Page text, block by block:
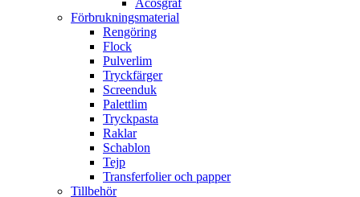
Acosgraf
Förbrukningsmaterial
Rengöring
Flock
Pulverlim
Tryckfärger
Screenduk
Palettlim
Tryckpasta
Raklar
Schablon
Tejp
Transferfolier och papper
Tillbehör